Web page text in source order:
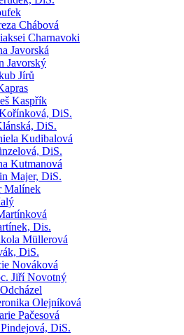
Chábová
Charnavoki
Javorská
Javorský
Jírů
Kaspřík
DiS.
DiS.
Kudibalová
DiS.
Kutmanová
Majer, DiS.
Malínek
Dis.
Müllerová
DiS.
Nováková
Jiří Novotný
Olejníková
Pačesová
DiS.